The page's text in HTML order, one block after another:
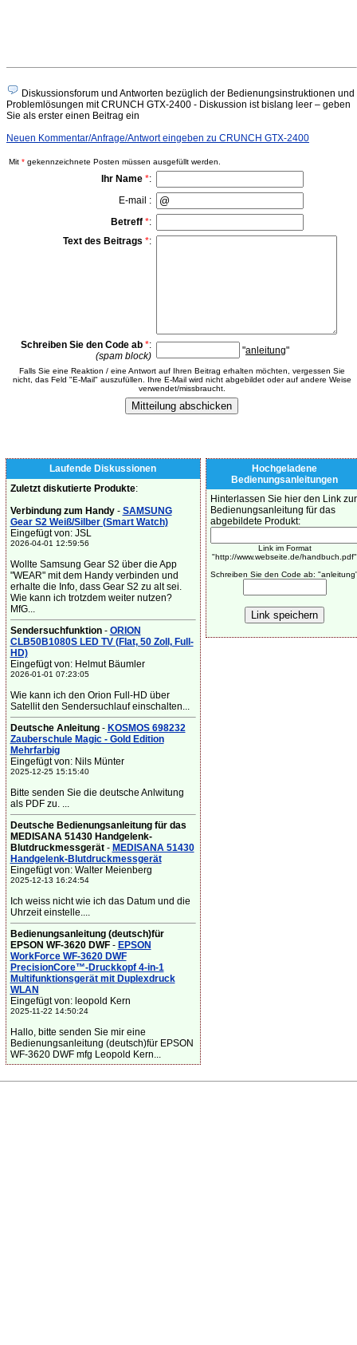
Diskussionsforum und Antworten bezüglich der Bedienungsinstruktionen und
Problemlösungen mit CRUNCH GTX-2400 - Diskussion ist bislang leer – geben
Sie als erster einen Beitrag ein
Neuen Kommentar/Anfrage/Antwort eingeben zu CRUNCH GTX-2400
Mit * gekennzeichnete Posten müssen ausgefüllt werden.
Ihr Name *:
E-mail :
Betreff *:
Text des Beitrags *:
Schreiben Sie den Code ab *:
(spam block)
"anleitung"
Falls Sie eine Reaktion / eine Antwort auf Ihren Beitrag erhalten möchten, vergessen Sie
nicht, das Feld "E-Mail" auszufüllen. Ihre E-Mail wird nicht abgebildet oder auf andere Weise
verwendet/missbraucht.
Laufende Diskussionen
Zuletzt diskutierte Produkte:
Verbindung zum Handy- SAMSUNG
Gear S2 Weiß/Silber (Smart Watch)
Eingefügt von: JSL
2026-04-01 12:59:56
Wollte Samsung Gear S2 über die App
"WEAR" mit dem Handy verbinden und
erhalte die Info, dass Gear S2 zu alt sei.
Wie kann ich trotzdem weiter nutzen?
MfG...
Sendersuchfunktion- ORION
CLB50B1080S LED TV (Flat, 50 Zoll, Full-
HD)
Eingefügt von: Helmut Bäumler
2026-01-01 07:23:05
Wie kann ich den Orion Full-HD über
Satellit den Sendersuchlauf einschalten...
Deutsche Anleitung- KOSMOS 698232
Zauberschule Magic - Gold Edition
Mehrfarbig
Eingefügt von: Nils Münter
2025-12-25 15:15:40
Bitte senden Sie die deutsche Anlwitung
als PDF zu. ...
Deutsche Bedienungsanleitung für das
MEDISANA 51430 Handgelenk-
Blutdruckmessgerät- MEDISANA 51430
Handgelenk-Blutdruckmessgerät
Eingefügt von: Walter Meienberg
2025-12-13 16:24:54
Ich weiss nicht wie ich das Datum und die
Uhrzeit einstelle....
Bedienungsanleitung (deutsch)für
EPSON WF-3620 DWF- EPSON
WorkForce WF-3620 DWF
PrecisionCore™-Druckkopf 4-in-1
Multifunktionsgerät mit Duplexdruck
WLAN
Eingefügt von: leopold Kern
2025-11-22 14:50:24
Hallo, bitte senden Sie mir eine
Bedienungsanleitung (deutsch)für EPSON
WF-3620 DWF mfg Leopold Kern...
Hochgeladene
Bedienungsanleitungen
Hinterlassen Sie hier den Link zur
Bedienungsanleitung für das
abgebildete Produkt:
Link im Format
"http://www.webseite.de/handbuch.pdf"
Schreiben Sie den Code ab: